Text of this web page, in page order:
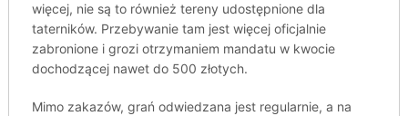
więcej, nie są to również tereny udostępnione dla
taterników. Przebywanie tam jest więcej oficjalnie
zabronione i grozi otrzymaniem mandatu w kwocie
dochodzącej nawet do 500 złotych.
Mimo zakazów, grań odwiedzana jest regularnie, a na